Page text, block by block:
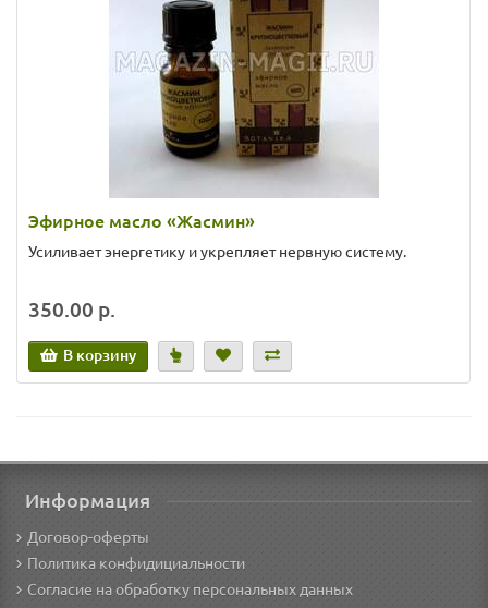
Эфирное масло «Жасмин»
Усиливает энергетику и укрепляет нервную систему.
350.00 р.
В корзину
Информация
Договор-оферты
Политика конфидициальности
Согласие на обработку персональных данных